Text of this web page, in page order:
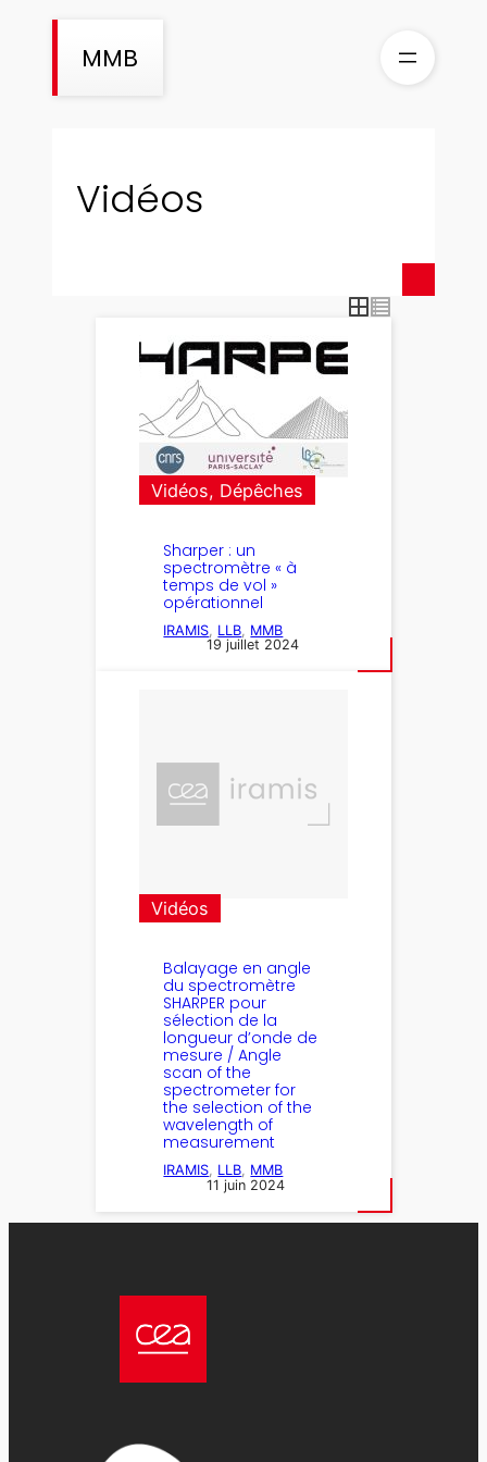
MMB
Vidéos
Vidéos, Dépêches
Sharper : un
spectromètre « à
temps de vol »
opérationnel
IRAMIS LLB MMB
19 juillet 2024
Vidéos
Balayage en angle
du spectromètre
SHARPER pour
sélection de la
longueur d’onde de
mesure / Angle
scan of the
spectrometer for
the selection of the
wavelength of
measurement
IRAMIS LLB MMB
11 juin 2024